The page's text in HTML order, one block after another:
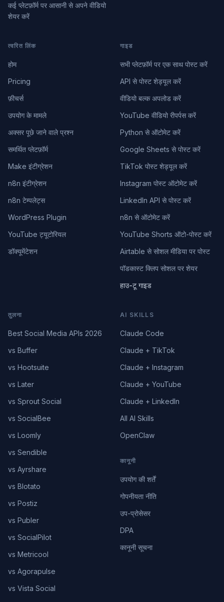
कई प्लेटफ़ॉर्म पर आसानी से अपने वीडियो
शेयर करें
त्वरित लिंक
होम
Pricing
फ़ीचर्स
उपयोग के मामले
अक्सर पूछे जाने वाले प्रश्न
समर्थित प्लेटफ़ॉर्म
Make इंटीग्रेशन
n8n इंटीग्रेशन
n8n टेम्पलेट्स
WordPress Plugin
YouTube ट्यूटोरियल
डॉक्यूमेंटेशन
गाइड
सभी प्लेटफ़ॉर्म पर एक साथ पोस्ट करें
API से पोस्ट शेड्यूल करें
वीडियो बल्क अपलोड करें
YouTube वीडियो रीपर्पस करें
Python से ऑटोमेट करें
Google Sheets से पोस्ट करें
TikTok पोस्ट शेड्यूल करें
Instagram पोस्ट ऑटोमेट करें
LinkedIn API से पोस्ट करें
n8n से ऑटोमेट करें
YouTube Shorts ऑटो-पोस्ट करें
Airtable से सोशल मीडिया पर पोस्ट
पॉडकास्ट क्लिप सोशल पर शेयर
हाउ-टू गाइड
तुलना
Best Social Media APIs 2026
vs Buffer
vs Hootsuite
vs Later
vs Sprout Social
vs SocialBee
vs Loomly
vs Sendible
vs Ayrshare
vs Blotato
vs Postiz
vs Publer
vs SocialPilot
vs Metricool
vs Agorapulse
vs Vista Social
AI SKILLS
Claude Code
Claude + TikTok
Claude + Instagram
Claude + YouTube
Claude + LinkedIn
All AI Skills
OpenClaw
कानूनी
उपयोग की शर्तें
गोपनीयता नीति
उप-प्रोसेसर
DPA
कानूनी सूचना